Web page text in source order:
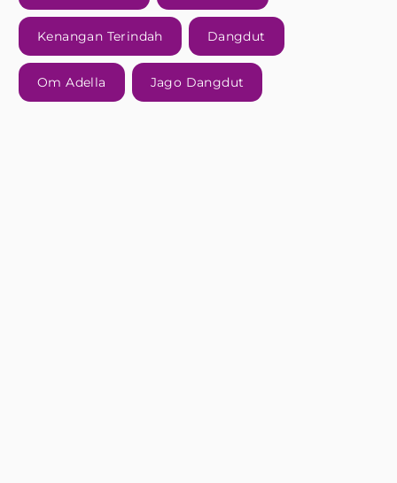
Kenangan Terindah Dangdut
Om Adella Jago Dangdut